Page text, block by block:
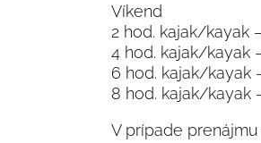
Víkend
2 hod. kajak/kayak –
4 hod. kajak/kayak
6 hod. kajak/kayak
8 hod. kajak/kayak
V prípade prenájmu